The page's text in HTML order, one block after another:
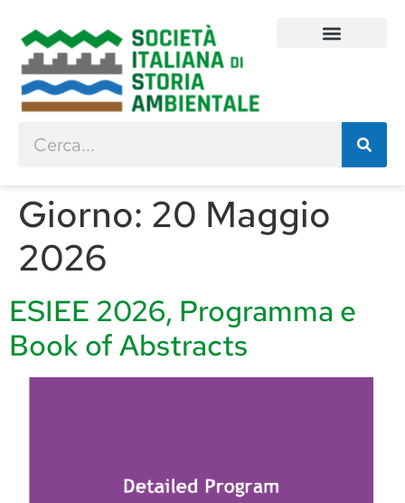
Giorno: 20 Maggio
2026
ESIEE 2026, Programma e
Book of Abstracts